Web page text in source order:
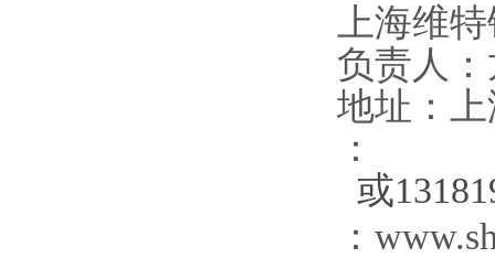
上海维
负责人
地址：上
：
或
：